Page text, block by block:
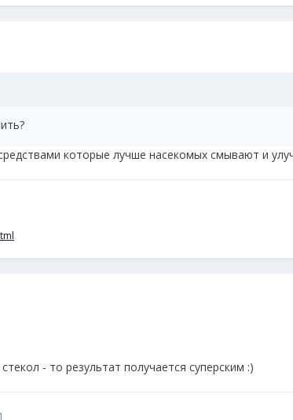
которые лучше насекомых смывают и
- то результат получается суперским :)